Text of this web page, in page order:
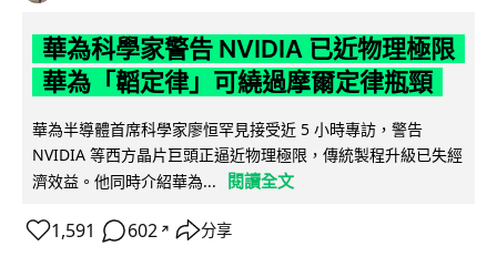
華為科學家警告 NVIDIA 已近物理極限
華為「韜定律」可繞過摩爾定律瓶頸
華為半導體首席科學家廖恒罕見接受近 5 小時專訪，警告
NVIDIA 等西方晶片巨頭正逼近物理極限，傳統製程升級已失經
濟效益。他同時介紹華為...
閱讀全文
1,591 602 ↗ 分享